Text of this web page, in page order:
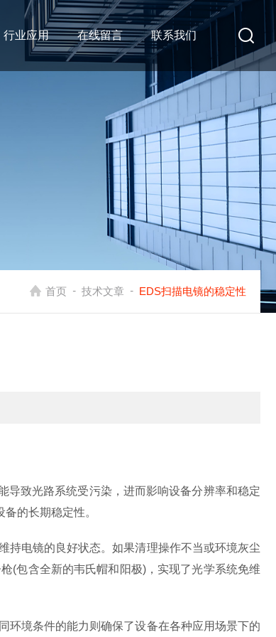
行业应用 在线留言 联系我们
首页 - 技术文章 - EDS扫描电镜的稳定性
致光路系统受污染，进而影响设备分辨率和稳定
的长期稳定性。
电镜的良好状态。如果清理操作不当或环境灰尘
(包含全新的韦氏帽和阳极)，实现了光学系统免维
境条件的能力则确保了设备在各种应用场景下的